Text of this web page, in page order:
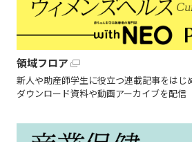
領域フロア
新人や助産師学生に役立つ連載記事をはじ
ダウンロード資料や動画アーカイブを配信